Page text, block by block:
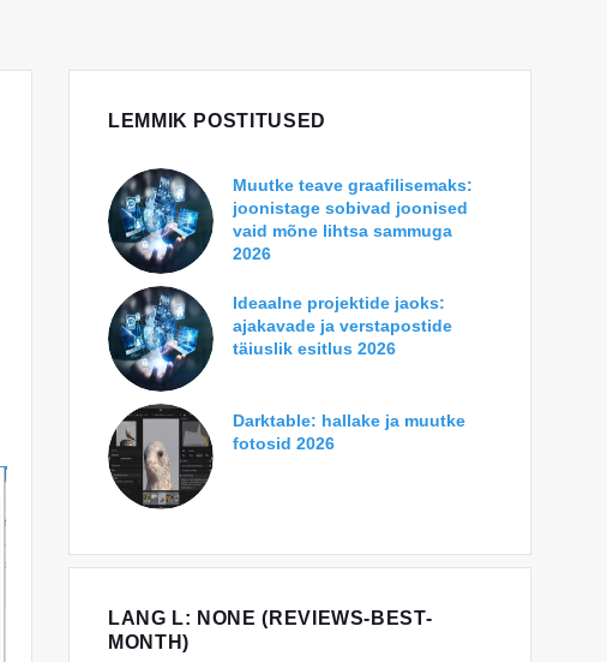
LEMMIK POSTITUSED
Muutke teave graafilisemaks:
joonistage sobivad joonised
vaid mõne lihtsa sammuga
2026
Ideaalne projektide jaoks:
ajakavade ja verstapostide
täiuslik esitlus 2026
Darktable: hallake ja muutke
fotosid 2026
LANG L: NONE (REVIEWS-BEST-
MONTH)